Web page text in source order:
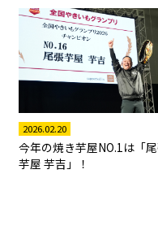
2026.02.20
今年の焼き芋屋NO.1は「
芋屋 芋吉」！